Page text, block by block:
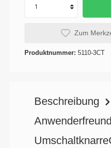
Zum
Produktnummer: 5110-3CT
Beschreibung